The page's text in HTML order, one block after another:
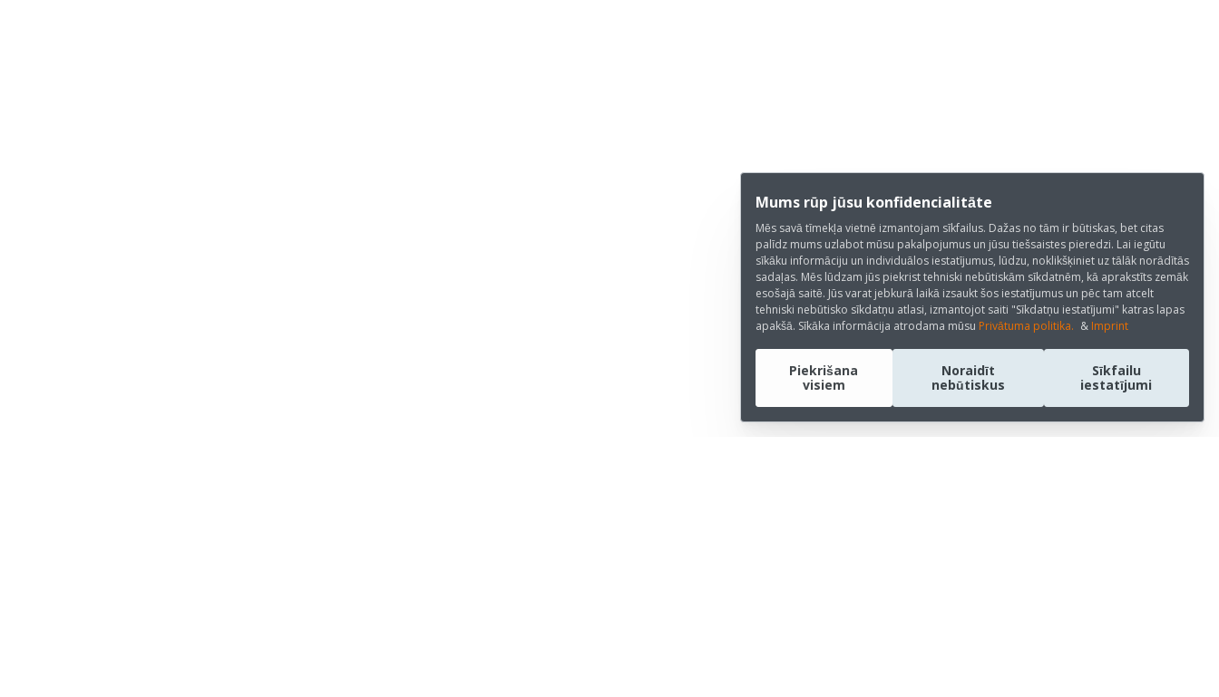
Mums rūp jūsu konfidencialitāte
Mēs savā tīmekļa vietnē izmantojam sīkfailus. Dažas no tām ir būtiskas, bet citas
palīdz mums uzlabot mūsu pakalpojumus un jūsu tiešsaistes pieredzi. Lai iegūtu
sīkāku informāciju un individuālos iestatījumus, lūdzu, noklikšķiniet uz tālāk norādītās
sadaļas. Mēs lūdzam jūs piekrist tehniski nebūtiskām sīkdatnēm, kā aprakstīts zemāk
esošajā saitē. Jūs varat jebkurā laikā izsaukt šos iestatījumus un pēc tam atcelt
tehniski nebūtisko sīkdatņu atlasi, izmantojot saiti "Sīkdatņu iestatījumi" katras lapas
apakšā. Sīkāka informācija atrodama mūsu Privātuma politika. & Imprint
Piekrišana
visiem
Noraidīt
nebūtiskus
Sīkfailu
iestatījumi